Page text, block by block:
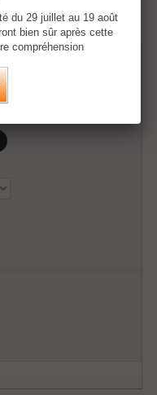
du 29 juillet au 19 août
bien sûr après cette
compréhension